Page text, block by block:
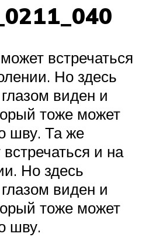
встречаться
Но здесь
виден и
тоже может
шву. Та же
и на
Но здесь
виден и
тоже может
шву.